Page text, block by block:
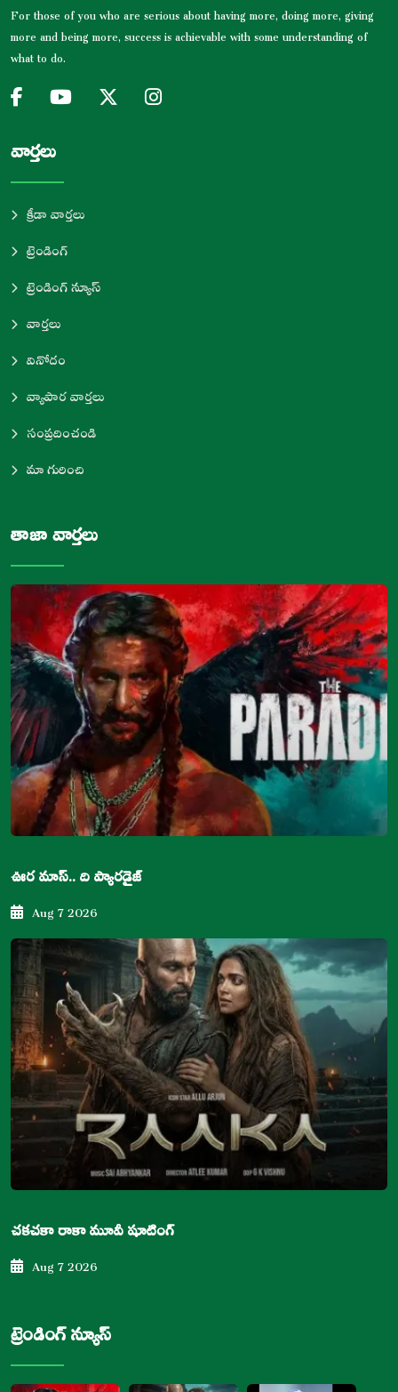
For those of you who are serious about having more, doing more, giving
more and being more, success is achievable with some understanding of
what to do.
వార్తలు
క్రీడా వార్తలు
ట్రెండింగ్
ట్రెండింగ్ న్యూస్
వార్తలు
వినోదం
వ్యాపార వార్తలు
సంప్రదించండి
మా గురించి
తాజా వార్తలు
ఊర మాస్.. ది ప్యారడైజ్
Aug 7 2026
చకచకా రాకా మూవీ షూటింగ్
Aug 7 2026
ట్రెండింగ్ న్యూస్